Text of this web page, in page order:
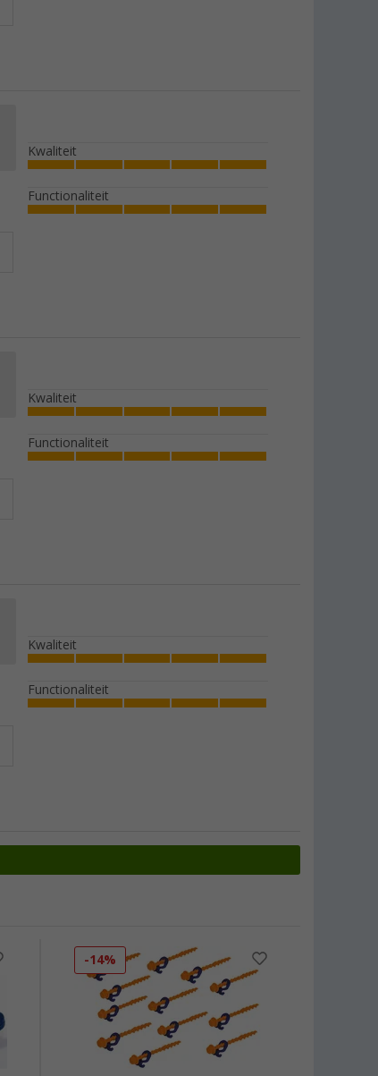
Kwaliteit
Functionaliteit
Kwaliteit
Functionaliteit
Kwaliteit
Functionaliteit
-14%